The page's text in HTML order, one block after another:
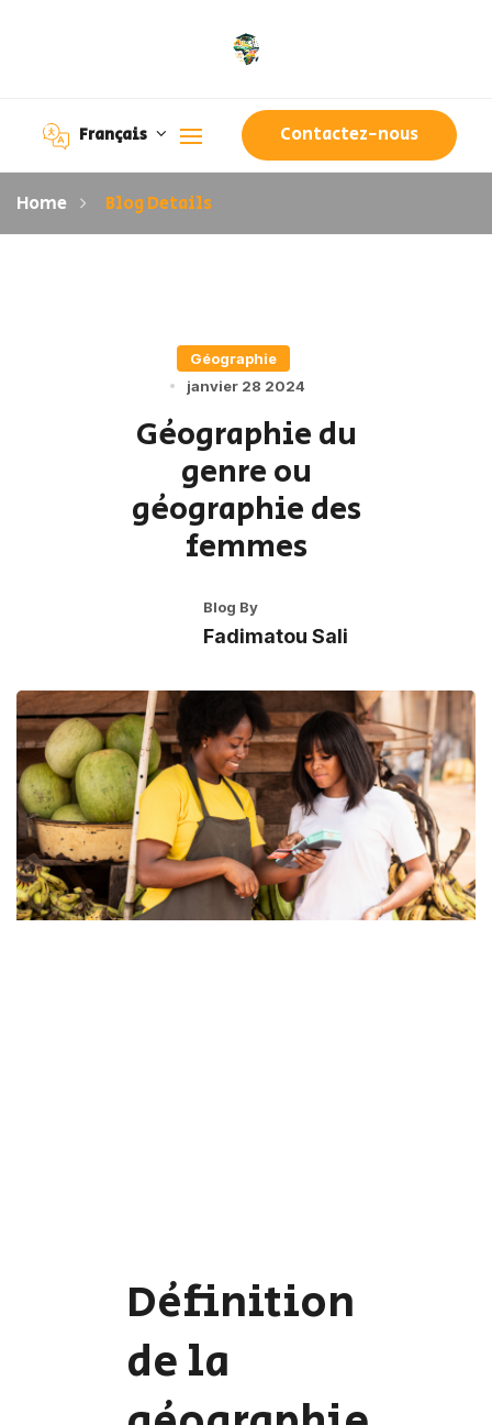
Français Contactez-nous
Home Blog Details
Géographie
janvier 28 2024
Géographie du
genre ou
géographie des
femmes
Blog By
Fadimatou Sali
Définition
de la